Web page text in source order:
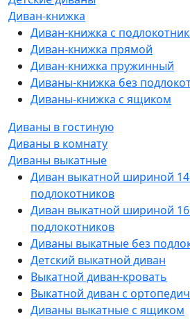
Диван-книжка
Диван-книжка с
Диван-книжка прямой
Диван-книжка пружинный
Диваны-книжка без
Диваны-книжка с ящиком
Диваны в гостиную
Диваны в комнату
Диваны выкатные
Диван выкатной шириной
подлокотников
Диван выкатной шириной
подлокотников
Диваны выкатные без
Детский выкатной диван
Выкатной диван-кровать
Выкатной диван с
Диваны выкатные с ящиком